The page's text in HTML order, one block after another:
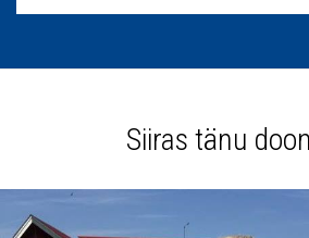
Siiras tänu